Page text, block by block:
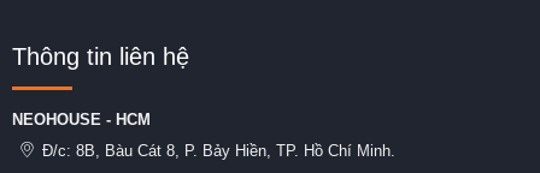
Thông tin liên hệ
NEOHOUSE - HCM
Đ/c: 8B, Bàu Cát 8, P. Bảy Hiền, TP. Hồ Chí Minh.